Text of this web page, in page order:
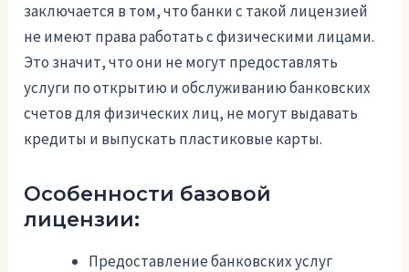
заключается в том, что банки с такой лицензией
не имеют права работать с физическими лицами.
Это значит, что они не могут предоставлять
услуги по открытию и обслуживанию банковских
счетов для физических лиц, не могут выдавать
кредиты и выпускать пластиковые карты.
Особенности базовой
лицензии:
Предоставление банковских услуг